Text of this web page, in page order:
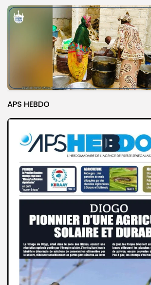
APS HEBDO